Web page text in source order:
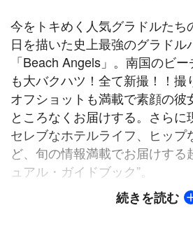
今をトキめく人気グラドルたち
日を描いた史上最強のグラドル
「Beach Angels」。南国のビ
も大バクハツ！全て新撮！！撮
オフショットも満載で素顔の彼
ところなくお届けする。さらに
セレブなホテルライフ、ヒップ
ど、旬の情報満載でお届けする
ュアル・ガイドブック”。
「仮面ライダーアギト」への出
続きを読む